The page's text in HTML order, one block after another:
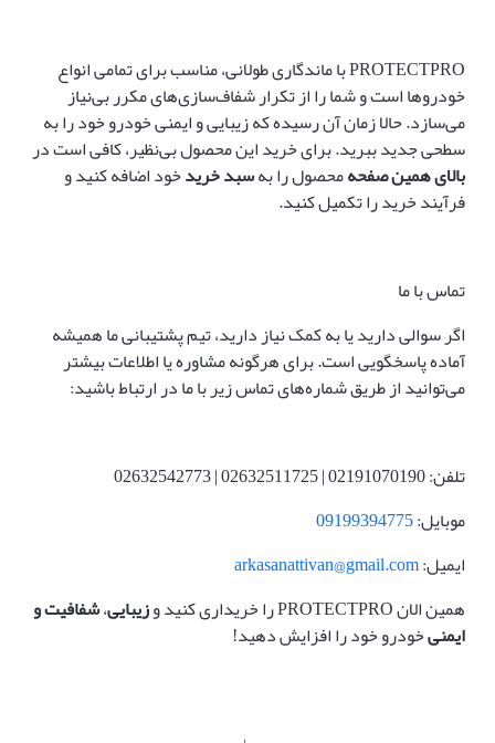
PROTECTPRO با ماندگاری طولانی، مناسب برای تمامی انواع
خودروها است و شما را از تکرار شفاف‌سازی‌های مکرر بی‌نیاز
می‌سازد. حالا زمان آن رسیده که زیبایی و ایمنی خودرو خود را به
سطحی جدید ببرید. برای خرید این محصول بی‌نظیر، کافی است در
بالای همین صفحهمحصول را بهسبد خریدخود اضافه کنید و
فرآیند خرید را تکمیل کنید.
تماس با ما
اگر سوالی دارید یا به کمک نیاز دارید، تیم پشتیبانی ما همیشه
آماده پاسخگویی است. برای هرگونه مشاوره یا اطلاعات بیشتر
می‌توانید از طریق شماره‌های تماس زیر با ما در ارتباط باشید:
تلفن: 02191070190 | 02632511725 | 02632542773
موبایل:09199394775
ایمیل:arkasanattivan@gmail.com
همین الان PROTECTPRO را خریداری کنید و
زیبایی،شفافیت و
ایمنیخودرو خود را افزایش دهید!